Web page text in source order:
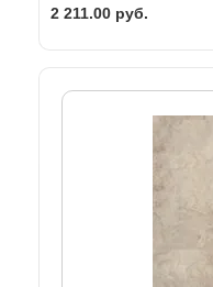
2 211.00 руб.